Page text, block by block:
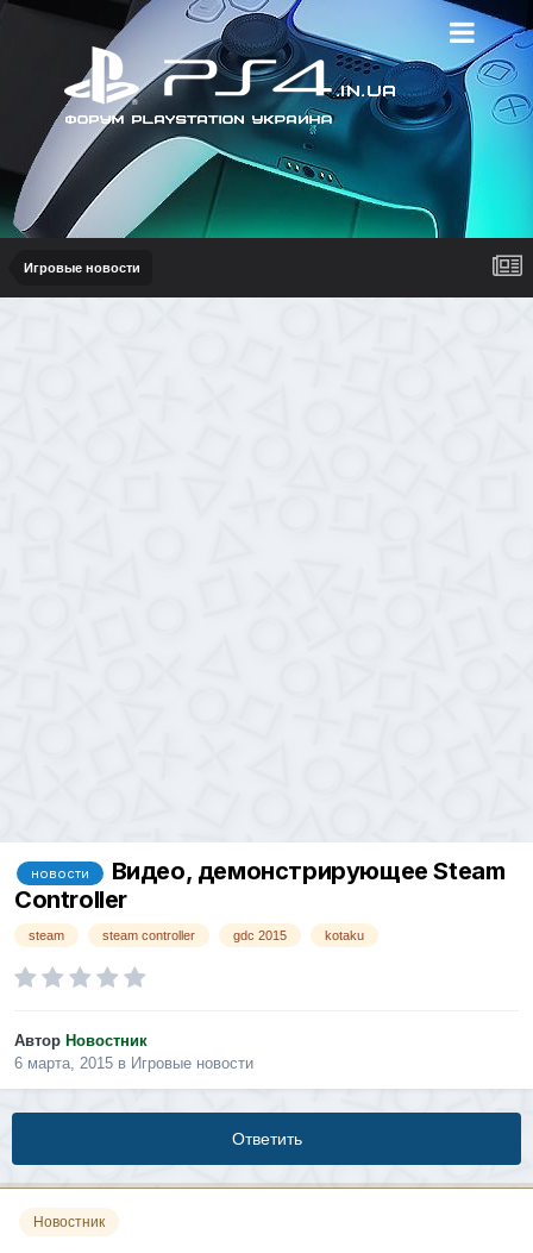
Игровые новости
новости
Видео, демонстрирующее Steam
Controller
steam steam controller gdc 2015 kotaku
Автор Новостник
6 марта, 2015 в Игровые новости
Ответить
Новостник